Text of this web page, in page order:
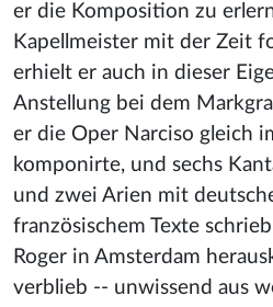
er die Komposition zu
Kapellmeister mit der Zeit
erhielt er auch in dieser
Anstellung bei dem
er die Oper Narciso gleich
komponirte, und sechs
und zwei Arien mit
französischem Texte
Roger in Amsterdam
verblieb -- unwissend aus